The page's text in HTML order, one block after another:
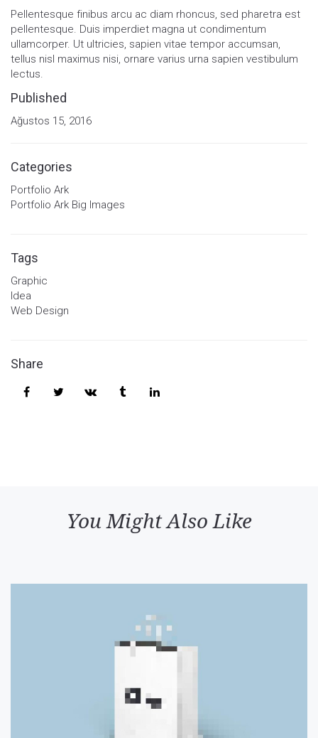
Pellentesque finibus arcu ac diam rhoncus, sed pharetra est
pellentesque. Duis imperdiet magna ut condimentum
ullamcorper. Ut ultricies, sapien vitae tempor accumsan,
tellus nisl maximus nisi, ornare varius urna sapien vestibulum
lectus.
Published
Ağustos 15, 2016
Categories
Portfolio Ark
Portfolio Ark Big Images
Tags
Graphic
Idea
Web Design
Share
You Might Also Like